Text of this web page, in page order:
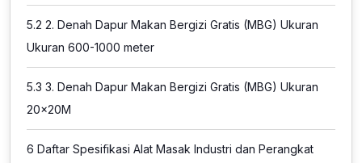
5.2 2. Denah Dapur Makan Bergizi Gratis (MBG) Ukuran
Ukuran 600-1000 meter
5.3 3. Denah Dapur Makan Bergizi Gratis (MBG) Ukuran
20x20M
6 Daftar Spesifikasi Alat Masak Industri dan Perangkat